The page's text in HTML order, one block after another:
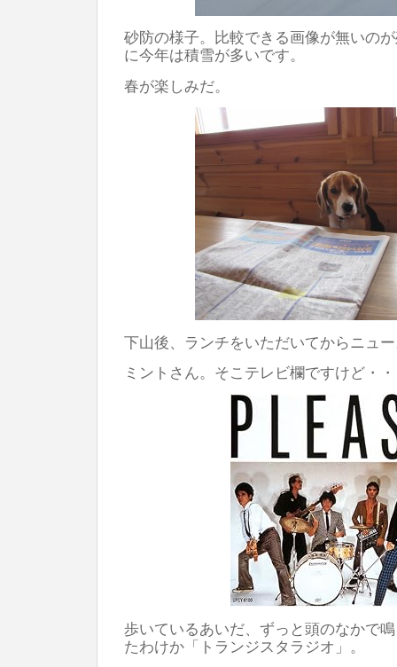
砂防の様子。比較できる画像が無いの
に今年は積雪が多いです。
春が楽しみだ。
下山後、ランチをいただいてからニュ
ミントさん。そこテレビ欄ですけど・
歩いているあいだ、ずっと頭のなかで
たわけか「トランジスタラジオ」。